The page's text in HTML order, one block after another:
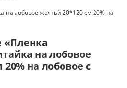
на лобовое желтьй 20*120 см 20% на
«Пленка
на лобовое
на лобовое с